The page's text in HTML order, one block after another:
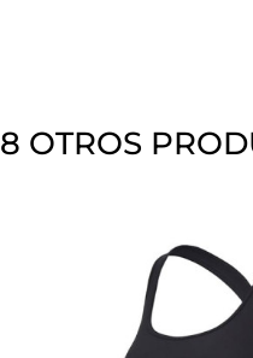
8 OTROS